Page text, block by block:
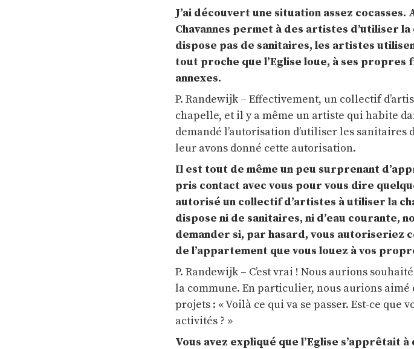
J’ai découvert une situation assez cocasses.
Chavannes permet à des artistes d’utiliser
dispose pas de sanitaires, les artistes
tout proche que l’Eglise loue, à ses propres
annexes.
P. Randewijk – Effectivement, un collectif
chapelle, et il y a même un artiste qui habite
demandé l’autorisation d’utiliser les
leur avons donné cette autorisation.
Il est tout de même un peu surprenant
pris contact avec vous pour vous dire
autorisé un collectif d’artistes à utiliser la
dispose ni de sanitaires, ni d’eau courante,
demander si, par hasard, vous autoriseriez
de l’appartement que vous louez à vos
P. Randewijk – C’est vrai ! Nous aurions
la commune. En particulier, nous aurions
projets : « Voilà ce qui va se passer. Est-ce que
activités ? »
Vous avez expliqué que l’Eglise s’apprêtait